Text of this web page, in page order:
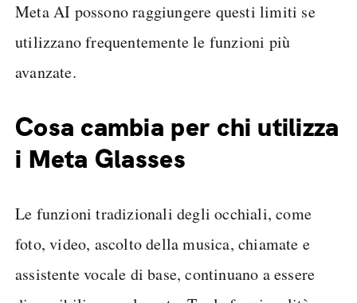
Meta AI possono raggiungere questi limiti se
utilizzano frequentemente le funzioni più
avanzate.
Cosa cambia per chi utilizza
i Meta Glasses
Le funzioni tradizionali degli occhiali, come
foto, video, ascolto della musica, chiamate e
assistente vocale di base, continuano a essere